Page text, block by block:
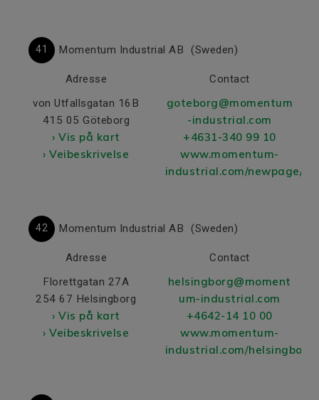
41 Momentum Industrial AB (Sweden)
Adresse
von Utfallsgatan 16B
415 05 Göteborg
› Vis på kart
› Veibeskrivelse
Contact
goteborg@momentum
-industrial.com
+4631-340 99 10
www.momentum-
industrial.com/newpage/
42 Momentum Industrial AB (Sweden)
Adresse
Florettgatan 27A
254 67 Helsingborg
› Vis på kart
› Veibeskrivelse
Contact
helsingborg@moment
um-industrial.com
+4642-14 10 00
www.momentum-
industrial.com/helsingborg/